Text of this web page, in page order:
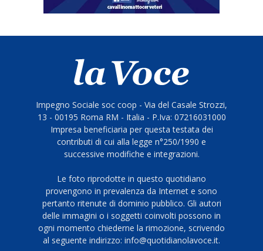
Impegno Sociale soc coop - Via del Casale Strozzi,
13 - 00195 Roma RM - Italia - P.Iva: 07216031000
Impresa beneficiaria per questa testata dei
contributi di cui alla legge n°250/1990 e
successive modifiche e integrazioni.
Le foto riprodotte in questo quotidiano
provengono in prevalenza da Internet e sono
pertanto ritenute di dominio pubblico. Gli autori
delle immagini o i soggetti coinvolti possono in
ogni momento chiederne la rimozione, scrivendo
al seguente indirizzo: info@quotidianolavoce.it.